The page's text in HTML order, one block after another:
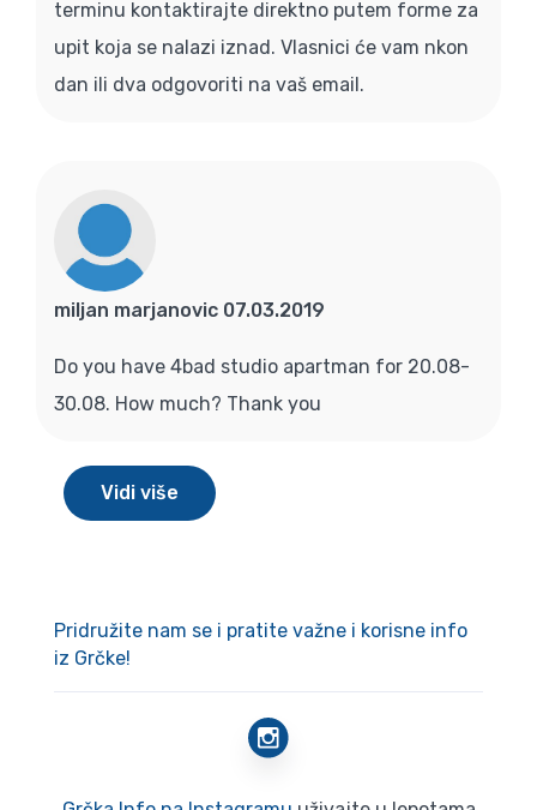
terminu kontaktirajte direktno putem forme za
upit koja se nalazi iznad. Vlasnici će vam nkon
dan ili dva odgovoriti na vaš email.
miljan marjanovic 07.03.2019
Do you have 4bad studio apartman for 20.08-
30.08. How much? Thank you
Vidi više
Pridružite nam se i pratite važne i korisne info
iz Grčke!